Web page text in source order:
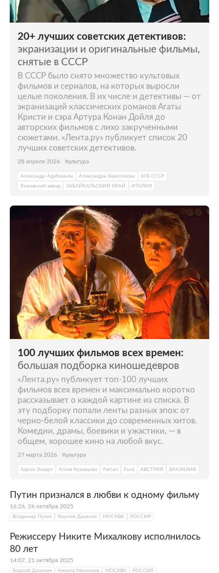
20+ лучших советских детективов:
экранизации и оригинальные фильмы,
снятые в СССР
В СССР было снято множество культовых
фильмов и сериалов, на которых выросли
целые поколения. В их числе и детективы — от
экранизаций классических романов Агаты
Кристи и сэра Артура Конан Дойля до
авторских фильмов с лихо закрученными
сюжетами. «Лента.ру» публикует список 20
лучших советских детективов.
28 апреля 2026 Культура
Александр Адабашьян Александра Харитонова
КГБ СССР
Кировский завод
ЗАБАЙКАЛЬСКИЙ КРАЙ ИТАЛИЯ
100 лучших фильмов всех времен:
большая подборка киношедевров
«Лента.ру» публикует топ-100 лучших
фильмов всех времен и максимально коротко
рассказывает о каждой картине из списка. В
эту подборку попали ленты разных эпох: от
черно-белой классики до современных хитов.
Комедии, драмы, боевики и ужастики, — в
общем, хорошее кино на любой вкус.
27 марта 2026 Культура
Аарон Экхарт Агния Кузнецова Ferrari Ford АВСТРИЯ БРАЗИЛИЯ
Путин признался в любви к одному фильму
16:26, 26 октября 2025
Владимир Путин Георгий Данелия МОСКВА РОССИЯ
Режиссеру Никите Михалкову исполнилось
80 лет
14:07, 21 октября 2025
Георгий Данелия Никита Михалков МОСКВА РОССИЯ